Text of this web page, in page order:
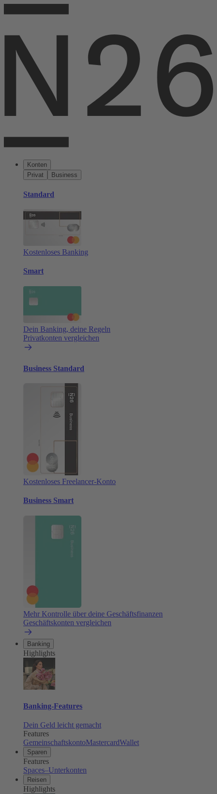
Konten
Privat
Business
Standard
Kostenloses Banking
Smart
Dein Banking, deine Regeln
Privatkonten vergleichen
Business Standard
Kostenloses Freelancer-Konto
Business Smart
Mehr Kontrolle über deine Geschäftsfinanzen
Geschäftskonten vergleichen
Banking
Highlights
Banking-Features
Dein Geld leicht gemacht
Features
GemeinschaftskontoMastercardWallet
Sparen
Features
Spaces–Unterkonten
Reisen
Highlights